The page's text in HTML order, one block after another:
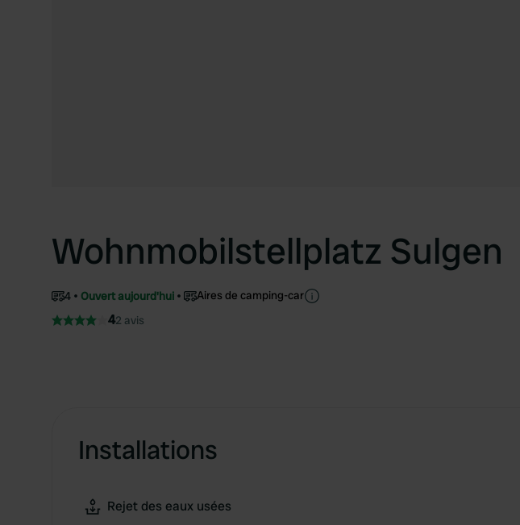
Wohnmobilstellplatz Sulgen
4 Ouvert aujourd'hui Aires de camping-car
42 avis
Installations
Rejet des eaux usées